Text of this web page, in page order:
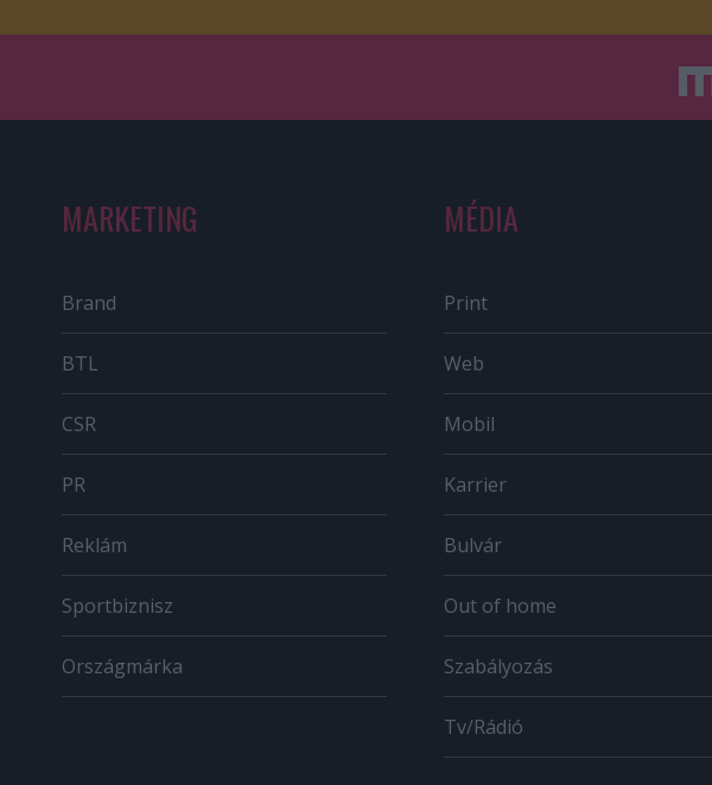
MARKETING
Brand
BTL
CSR
PR
Reklám
Sportbiznisz
Országmárka
MÉDIA
Print
Web
Mobil
Karrier
Bulvár
Out of home
Szabályozás
Tv/Rádió